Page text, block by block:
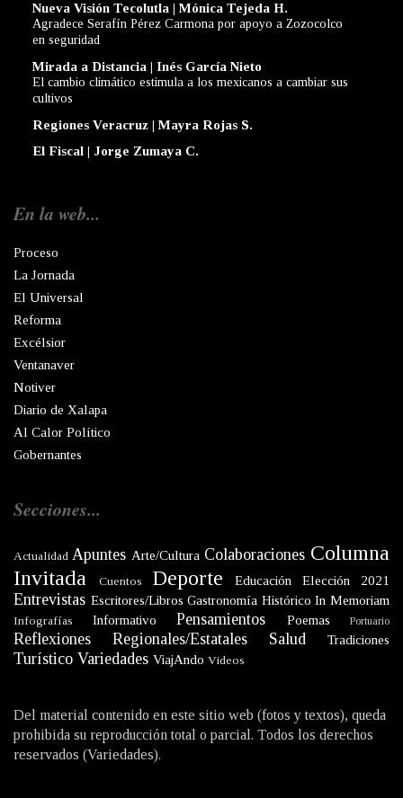
Nueva Visión Tecolutla | Mónica Tejeda H.
Agradece Serafín Pérez Carmona por apoyo a Zozocolco
en seguridad
Mirada a Distancia | Inés García Nieto
El cambio climático estimula a los mexicanos a cambiar sus
cultivos
Regiones Veracruz | Mayra Rojas S.
El Fiscal | Jorge Zumaya C.
En la web...
Proceso
La Jornada
El Universal
Reforma
Excélsior
Ventanaver
Notiver
Diario de Xalapa
Al Calor Político
Gobernantes
Secciones...
Actualidad Apuntes Arte/Cultura Colaboraciones Columna
Invitada
Cuentos Deporte Educación Elección 2021
Entrevistas Escritores/Libros Gastronomía Histórico In Memoriam
Infografías Informativo Pensamientos Poemas Portuario
Reflexiones Regionales/Estatales Salud Tradiciones
Turístico Variedades ViajAndo Videos
Del material contenido en este sitio web (fotos y textos), queda
prohibida su reproducción total o parcial. Todos los derechos
reservados (Variedades).